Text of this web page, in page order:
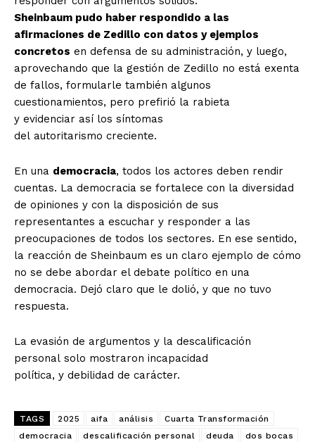
SUSCRIBIRSE
Estados
Aguascalientes Baja California
Guanajuato
Guerrero Hidalgo
Jalisco
Michoacán
Zacatecas Yucatán Veracruz
Tlaxcala Tamaulipas Tabasco
Sinaloa
San Luis Potosí Quintana Roo
Querétaro Puebla Oaxaca
Nuevo León
Nayarit
Morelos
Sheinbaum pudo haber respondido a las
afirmaciones de Zedillo con datos y ejemplos
concretos en defensa de su administración, y luego,
aprovechando que la gestión de Zedillo no está exenta
de fallos, formularle también algunos
cuestionamientos, pero prefirió la rabieta
y evidenciar así los síntomas
del autoritarismo creciente.
En una democracia, todos los actores deben rendir
cuentas. La democracia se fortalece con la diversidad
de opiniones y con la disposición de sus
representantes a escuchar y responder a las
preocupaciones de todos los sectores. En ese sentido,
la reacción de Sheinbaum es un claro ejemplo de cómo
no se debe abordar el debate político en una
democracia. Dejó claro que le dolió, y que no tuvo
respuesta.
La evasión de argumentos y la descalificación
personal solo mostraron incapacidad
política, y debilidad de carácter.
TAGS 2025 aifa análisis
Cuarta Transformación
democracia
descalificación personal deuda
dos bocas